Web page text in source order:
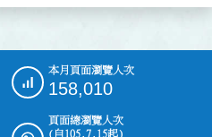
本月頁面瀏覽人次
158,010
頁面總瀏覽人次
(自105.7.15起)